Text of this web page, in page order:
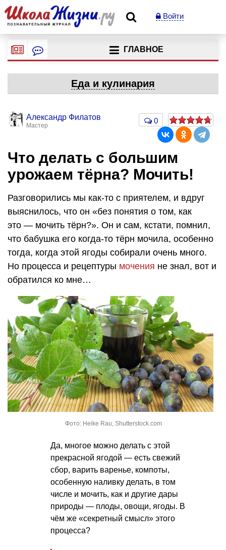
Войти
ГЛАВНОЕ
Еда и кулинария
Александр Филатов
Мастер
0
Что делать с большим
урожаем тёрна? Мочить!
Разговорились мы как-то с приятелем, и вдруг
выяснилось, что он «без понятия о том, как
это — мочить тёрн?». Он и сам, кстати, помнил,
что бабушка его когда-то тёрн мочила, особенно
тогда, когда этой ягоды собирали очень много.
Но процесса и рецептуры мочения не знал, вот и
обратился ко мне…
Фото: Heike Rau, Shutterstock.com
Да, многое можно делать с этой
прекрасной ягодой — есть свежий
сбор, варить варенье, компоты,
особенную наливку делать, в том
числе и мочить, как и другие дары
природы — плоды, овощи, ягоды. В
чём же «секретный смысл» этого
процесса?